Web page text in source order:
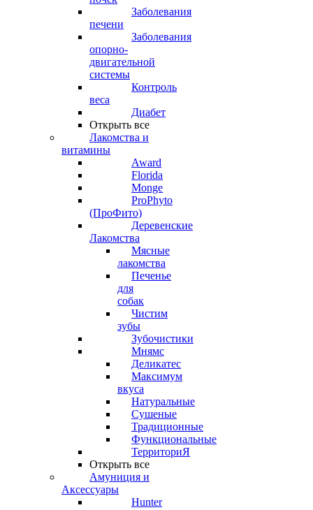
Заболевания
печени
Заболевания
опорно-
двигательной
системы
Контроль
веса
Диабет
Открыть все
Лакомства и
витамины
Award
Florida
Monge
ProPhyto
(ПроФито)
Деревенские
Лакомства
Мясные
лакомства
Печенье
для
собак
Чистим
зубы
Зубочистики
Мнямс
Деликатес
Максимум
вкуса
Натуральные
Сушеные
Традиционные
Функциональные
ТерриториЯ
Открыть все
Амуниция и
Аксессуары
Hunter